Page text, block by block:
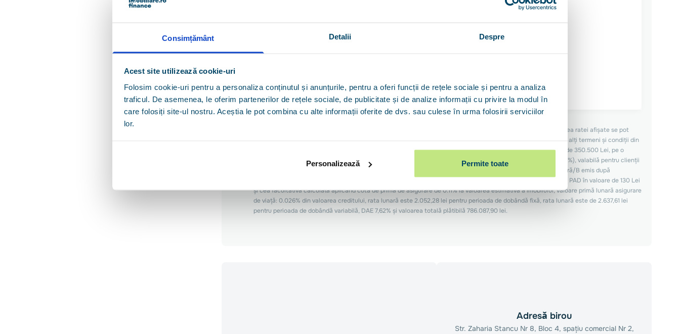
Consimțământ Detalii Despre
Acest site utilizează cookie-uri
Folosim cookie-uri pentru a personaliza conținutul și anunțurile, pentru a oferi funcții de rețele sociale și pentru a analiza
traficul. De asemenea, le oferim partenerilor de rețele sociale, de publicitate și de analize informații cu privire la modul în
care folosiți site-ul nostru. Aceștia le pot combina cu alte informații oferite de dvs. sau culese în urma folosirii serviciilor
lor.
Personalizează Permite toate
broker de credite sunt gratuite prin lege conform OUG 52/2016
Acesta este un exemplu al unui produs de creditare disponibil pe piață, cu dobândă fixă în primii 3 ani. La valoarea ratei afișate se pot
adăuga costuri suplimentare, cum ar fi asigurarea de viață, sau alte costuri stabilite de creditor. Se pot aplica și alți termeni și condiții din
programele de loialitate ale creditorului. Exemplu de calcul reprezentativ: pentru un credit de achiziție locuință de 350.500 Lei, pe o
perioadă de 25 ani, rambursabil în 300 rate egale, cu o rată a dobânzii fixă 3 ani de 4.55%, ulterior variabilă (7.58%), valabilă pentru clienții
Premium (venit peste 2000 euro), care achiziționează un imobil având clasa de eficiență energetică A/superioară/B emis după
15.02.2023/certificat ROGBC, comision analiză 500 Lei, taxa de evaluare apartament 605 Lei, polița obligatorie PAD în valoare de 130 Lei
și cea facultativă calculată aplicând cota de primă de asigurare de 0.11% la valoarea estimativă a imobilului, valoare primă lunară asigurare
de viață: 0.026% din valoarea creditului, rata lunară este 2.052,28 lei pentru perioada de dobândă fixă, rata lunară este de 2.637,61 lei
pentru perioada de dobândă variabilă, DAE 7,62% și valoarea totală plătibilă 786.087,90 lei.
Adresă birou
Str. Zaharia Stancu Nr 8, Bloc 4, spațiu comercial Nr 2,